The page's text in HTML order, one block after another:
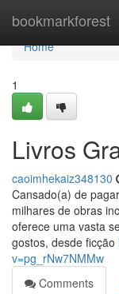
bookmarkforest
Home
Home
1
Livros
caoimhekaiz348130
Cansado(a) de
milhares de obras
oferece uma vasta
gostos, desde ficção
v=pg_rNw7NMMw
Comments